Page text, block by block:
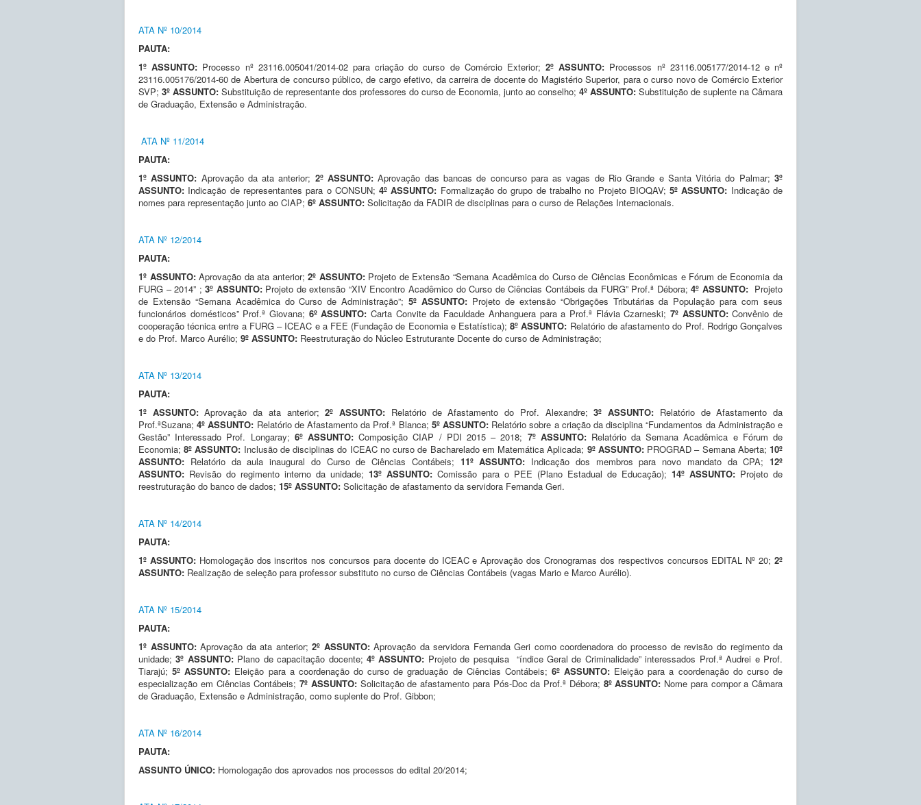
ATA Nº 10/2014
PAUTA:
1º ASSUNTO: Processo nº 23116.005041/2014-02 para criação do curso de Comércio Exterior;2º ASSUNTO: Processos nº 23116.005177/2014-12 e nº
23116.005176/2014-60 de Abertura de concurso público, de cargo efetivo, da carreira de docente do Magistério Superior, para o curso novo de Comércio Exterior
SVP; 3º ASSUNTO: Substituição de representante dos professores do curso de Economia, junto ao conselho; 4º ASSUNTO: Substituição de suplente na Câmara
de Graduação, Extensão e Administração.
ATA Nº 11/2014
PAUTA:
1º ASSUNTO: Aprovação da ata anterior; 2º ASSUNTO: Aprovação das bancas de concurso para as vagas de Rio Grande e Santa Vitória do Palmar;3º
ASSUNTO: Indicação de representantes para o CONSUN;4º ASSUNTO: Formalização do grupo de trabalho no Projeto BIOQAV;5º ASSUNTO: Indicação de
nomes para representação junto ao CIAP; 6º ASSUNTO: Solicitação da FADIR de disciplinas para o curso de Relações Internacionais.
ATA Nº 12/2014
PAUTA:
1º ASSUNTO:Aprovação da ata anterior;2º ASSUNTO: Projeto de Extensão “Semana Acadêmica do Curso de Ciências Econômicas e Fórum de Economia da
FURG – 2014” ;3º ASSUNTO: Projeto de extensão “XIV Encontro Acadêmico do Curso de Ciências Contábeis da FURG” Prof.ª Débora;4º ASSUNTO: Projeto
de Extensão “Semana Acadêmica do Curso de Administração”;5º ASSUNTO: Projeto de extensão “Obrigações Tributárias da População para com seus
funcionários domésticos” Prof.ª Giovana; 6º ASSUNTO:Carta Convite da Faculdade Anhanguera para a Prof.ª Flávia Czarneski; 7º ASSUNTO:Convênio de
cooperação técnica entre a FURG – ICEAC e a FEE (Fundação de Economia e Estatística);8º ASSUNTO: Relatório de afastamento do Prof. Rodrigo Gonçalves
e do Prof. Marco Aurélio; 9º ASSUNTO: Reestruturação do Núcleo Estruturante Docente do curso de Administração;
ATA Nº 13/2014
PAUTA:
1º ASSUNTO:Aprovação da ata anterior;2º ASSUNTO: Relatório de Afastamento do Prof. Alexandre;3º ASSUNTO: Relatório de Afastamento da
Prof.ªSuzana;4º ASSUNTO: Relatório de Afastamento da Prof.ª Blanca; 5º ASSUNTO: Relatório sobre a criação da disciplina “Fundamentos da Administração e
Gestão” Interessado Prof. Longaray; 6º ASSUNTO:Composição CIAP / PDI 2015 – 2018; 7º ASSUNTO: Relatório da Semana Acadêmica e Fórum de
Economia;8º ASSUNTO: Inclusão de disciplinas do ICEAC no curso de Bacharelado em Matemática Aplicada; 9º ASSUNTO: PROGRAD – Semana Aberta;10º
ASSUNTO: Relatório da aula inaugural do Curso de Ciências Contábeis; 11º ASSUNTO: Indicação dos membros para novo mandato da CPA; 12º
ASSUNTO: Revisão do regimento interno da unidade;13º ASSUNTO:Comissão para o PEE (Plano Estadual de Educação); 14º ASSUNTO: Projeto de
reestruturação do banco de dados; 15º ASSUNTO: Solicitação de afastamento da servidora Fernanda Geri.
ATA Nº 14/2014
PAUTA:
1º ASSUNTO:Homologação dos inscritos nos concursos para docente do ICEAC e Aprovação dos Cronogramas dos respectivos concursos EDITAL Nº 20;2º
ASSUNTO: Realização de seleção para professor substituto no curso de Ciências Contábeis (vagas Mario e Marco Aurélio).
ATA Nº 15/2014
PAUTA:
1º ASSUNTO:Aprovação da ata anterior;2º ASSUNTO:Aprovação da servidora Fernanda Geri como coordenadora do processo de revisão do regimento da
unidade;3º ASSUNTO: Plano de capacitação docente;4º ASSUNTO: Projeto de pesquisa “índice Geral de Criminalidade” interessados Prof.ª Audrei e Prof.
Tiarajú;5º ASSUNTO: Eleição para a coordenação do curso de graduação de Ciências Contábeis; 6º ASSUNTO: Eleição para a coordenação do curso de
especialização em Ciências Contábeis; 7º ASSUNTO: Solicitação de afastamento para Pós-Doc da Prof.ª Débora; 8º ASSUNTO: Nome para compor a Câmara
de Graduação, Extensão e Administração, como suplente do Prof. Gibbon;
ATA Nº 16/2014
PAUTA:
ASSUNTO ÚNICO: Homologação dos aprovados nos processos do edital 20/2014;